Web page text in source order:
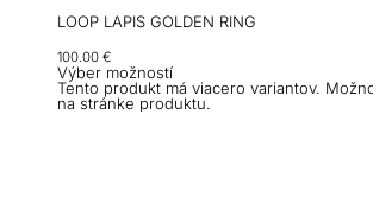
LOOP LAPIS GOLDEN RING
100.00 €
Výber možností
Tento produkt má viacero variantov.
na stránke produktu.